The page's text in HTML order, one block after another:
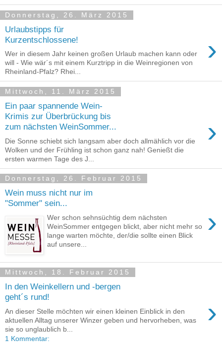
Donnerstag, 26. März 2015
Urlaubstipps für
Kurzentschlossene!
›
Wer in diesem Jahr keinen großen Urlaub machen kann oder
will - Wie wär´s mit einem Kurztripp in die Weinregionen von
Rheinland-Pfalz? Rhei...
Mittwoch, 11. März 2015
Ein paar spannende Wein-
Krimis zur Überbrückung bis
zum nächsten WeinSommer...
›
Die Sonne schiebt sich langsam aber doch allmählich vor die
Wolken und der Frühling ist schon ganz nah! Genießt die
ersten warmen Tage des J...
Donnerstag, 26. Februar 2015
Wein muss nicht nur im
"Sommer" sein...
›
Wer schon sehnsüchtig dem nächsten
WeinSommer entgegen blickt, aber nicht mehr so
lange warten möchte, der/die sollte einen Blick
auf unsere...
Mittwoch, 18. Februar 2015
In den Weinkellern und -bergen
geht´s rund!
›
An dieser Stelle möchten wir einen kleinen Einblick in den
aktuellen Alltag unserer Winzer geben und hervorheben, was
sie so unglaublich b...
1 Kommentar: